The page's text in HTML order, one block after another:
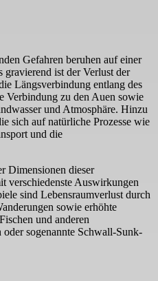
Gefahren beruhen auf einer
ist der Verlust der
Längsverbindung entlang des
Verbindung zu den Auen sowie
und Atmosphäre. Hinzu
sich auf natürliche Prozesse wie
und die
Dimensionen dieser
verschiedenste Auswirkungen
sind Lebensraumverlust durch
sowie erhöhte
und anderen
oder sogenannte Schwall-Sunk-